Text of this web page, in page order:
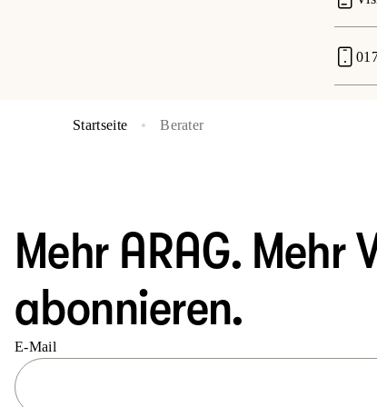
Startseite Berater
Mehr ARAG. Mehr
abonnieren.
E-Mail